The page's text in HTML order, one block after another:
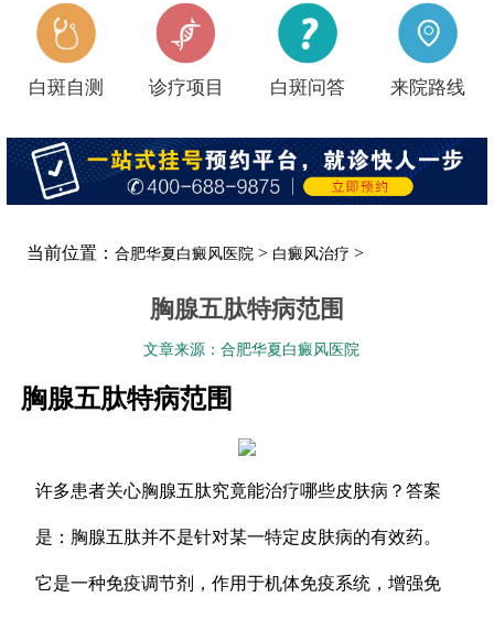
白斑自测 诊疗项目 白斑问答 来院路线
当前位置：合肥华夏白癜风医院 > 白癜风治疗 >
胸腺五肽特病范围
文章来源：合肥华夏白癜风医院
胸腺五肽特病范围
许多患者关心胸腺五肽究竟能治疗哪些皮肤病？答案
是：胸腺五肽并不是针对某一特定皮肤病的有效药。
它是一种免疫调节剂，作用于机体免疫系统，增强免